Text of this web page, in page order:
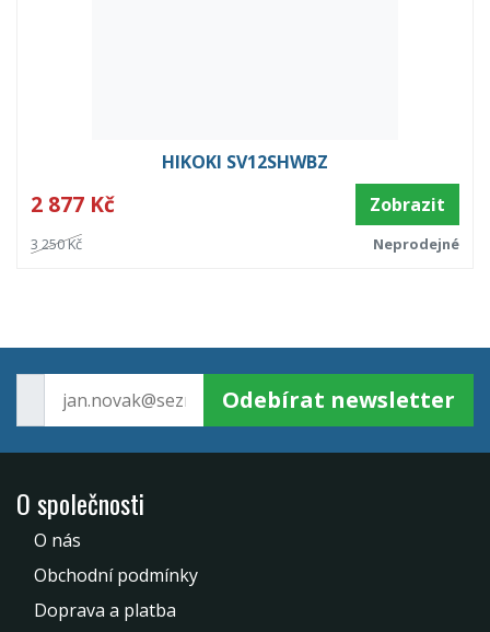
HIKOKI SV12SHWBZ
2 877 Kč Zobrazit
3 250 Kč Neprodejné
Odebírat newsletter
O společnosti
O nás
Obchodní podmínky
Doprava a platba